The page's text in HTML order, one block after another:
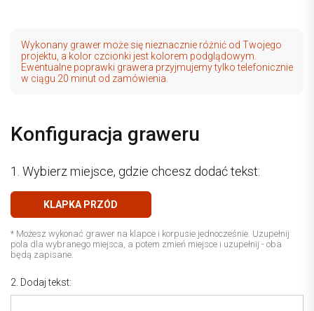
Wykonany grawer może się nieznacznie różnić od Twojego
projektu, a kolor czcionki jest kolorem podglądowym.
Ewentualne poprawki grawera przyjmujemy tylko telefonicznie
w ciągu 20 minut od zamówienia.
Konfiguracja graweru
1. Wybierz miejsce, gdzie chcesz dodać tekst:
KLAPKA PRZÓD
* Możesz wykonać grawer na klapce i korpusie jednocześnie. Uzupełnij
pola dla wybranego miejsca, a potem zmień miejsce i uzupełnij - oba
będą zapisane.
2. Dodaj tekst: